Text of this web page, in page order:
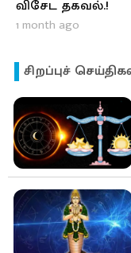
விசேட தகவல்.!
1 month ago
சிறப்புச்